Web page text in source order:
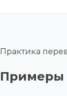
Практика
Примеры